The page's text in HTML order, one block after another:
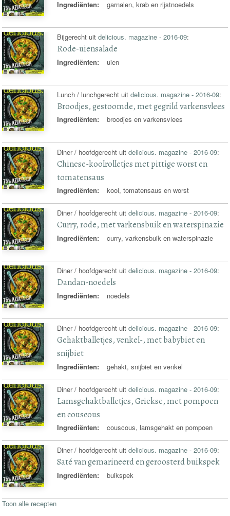
Ingrediënten: garnalen, krab en rijstnoedels
Bijgerecht uitdelicious. magazine - 2016-09:
Rode-uiensalade
Ingrediënten: uien
Lunch / lunchgerecht uitdelicious. magazine - 2016-09:
Broodjes, gestoomde, met gegrild varkensvlees
Ingrediënten: broodjes en varkensvlees
Diner / hoofdgerecht uitdelicious. magazine - 2016-09:
Chinese-koolrolletjes met pittige worst en
tomatensaus
Ingrediënten: kool, tomatensaus en worst
Diner / hoofdgerecht uitdelicious. magazine - 2016-09:
Curry, rode, met varkensbuik en waterspinazie
Ingrediënten: curry, varkensbuik en waterspinazie
Diner / hoofdgerecht uitdelicious. magazine - 2016-09:
Dandan-noedels
Ingrediënten: noedels
Diner / hoofdgerecht uitdelicious. magazine - 2016-09:
Gehaktballetjes, venkel-, met babybiet en
snijbiet
Ingrediënten: gehakt, snijbiet en venkel
Diner / hoofdgerecht uitdelicious. magazine - 2016-09:
Lamsgehaktballetjes, Griekse, met pompoen
en couscous
Ingrediënten: couscous, lamsgehakt en pompoen
Diner / hoofdgerecht uitdelicious. magazine - 2016-09:
Saté van gemarineerd en geroosterd buikspek
Ingrediënten: buikspek
Toon alle recepten